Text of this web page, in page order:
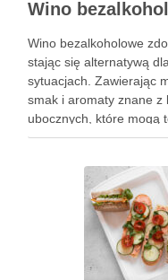
Wino bezalkoholowe
stając się alternatywą
sytuacjach. Zawierając
smak i aromaty znane z
ubocznych, które mogą
obliczu rosnącej